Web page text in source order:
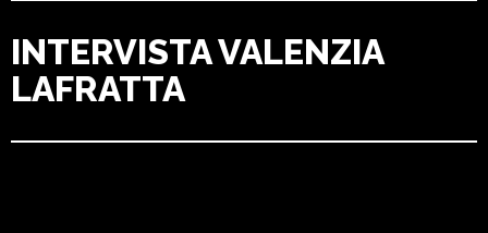
INTERVISTA VALENZIA
LAFRATTA